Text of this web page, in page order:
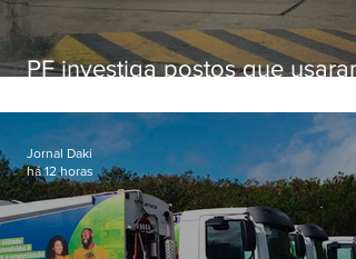
PF investiga postos que usaram
secretário morto em 2020
Jornal Daki
há 12 horas